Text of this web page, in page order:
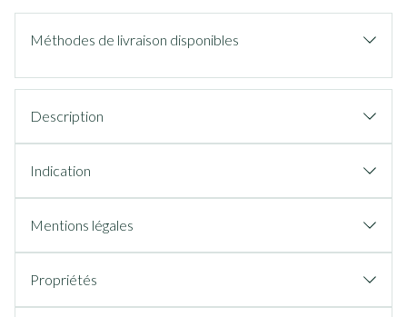
Méthodes de livraison disponibles
Description
Indication
Mentions légales
Propriétés